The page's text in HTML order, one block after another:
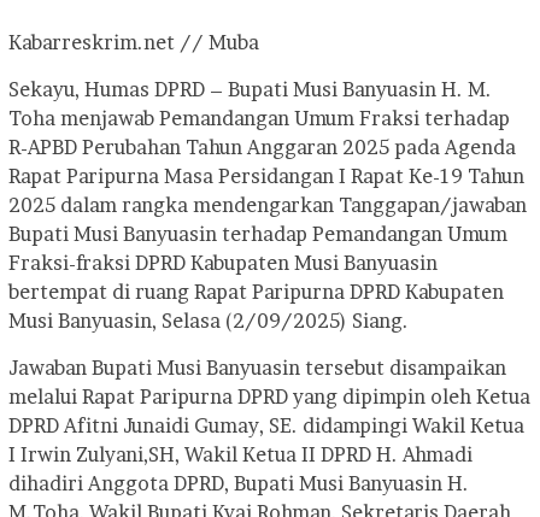
Kabarreskrim.net // Muba
‎Sekayu, Humas DPRD – Bupati Musi Banyuasin H. M.
Toha menjawab Pemandangan Umum Fraksi terhadap
R-APBD Perubahan Tahun Anggaran 2025 pada Agenda
Rapat Paripurna Masa Persidangan I Rapat Ke-19 Tahun
2025 dalam rangka mendengarkan Tanggapan/jawaban
Bupati Musi Banyuasin terhadap Pemandangan Umum
Fraksi-fraksi DPRD Kabupaten Musi Banyuasin
bertempat di ruang Rapat Paripurna DPRD Kabupaten
Musi Banyuasin, Selasa (2/09/2025) Siang.
‎Jawaban Bupati Musi Banyuasin tersebut disampaikan
melalui Rapat Paripurna DPRD yang dipimpin oleh Ketua
DPRD Afitni Junaidi Gumay, SE. didampingi Wakil Ketua
I Irwin Zulyani,SH, Wakil Ketua II DPRD H. Ahmadi
dihadiri Anggota DPRD, Bupati Musi Banyuasin H.
M.Toha, Wakil Bupati Kyai Rohman, Sekretaris Daerah